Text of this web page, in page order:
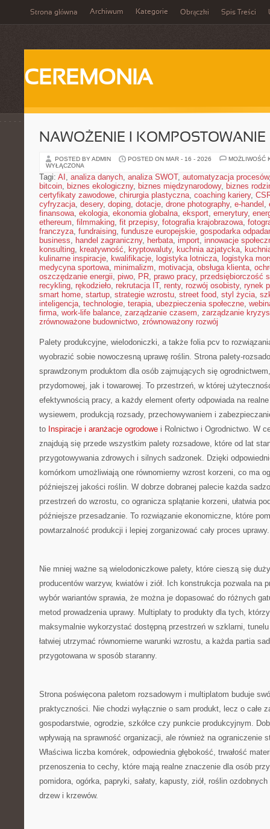
Strona główna Archiwum Kategorie Obrączki Spis Treści
CEREMONIA
NAWOŻENIE I KOMPOSTOWANIE
POSTED BY ADMIN POSTED ON MAR - 16 - 2026
MOŻLIWOŚĆ
WYŁĄCZONA
Tagi: AI , analiza danych, analiza SWOT, automatyzacja procesów
bitcoin, biznes ekologiczny, biznes międzynarodowy, biznes
certyfikaty zawodowe, chirurgia plastyczna, coaching kariery,
cyfryzacja, desery, doping, dotacje, drone photography, e-handel ,
finansowa, ekologia, ekonomia globalna, eksport, emerytury,
ethereum, filmmaking, fit przepisy, fotografia krajobrazowa,
franczyza, fundraising, fundusze europejskie, gospodarka
business, handel zagraniczny, herbata, import, innowacje
konsulting, kreatywność, kryptowaluty, kuchnia azjatycka,
kulinarne inspiracje, kwalifikacje, logistyka lotnicza, logistyka
medycyna sportowa, minimalizm, motivacja, obsługa klienta,
oszczędzanie energii, piwo, PR, prawo pracy, przedsiębiorczość
recykling, rękodzieło, rekrutacja IT, renty, rozwój osobisty, rynek
smart home, startup, strategie wzrostu, street food, styl życia,
inteligencja, technologie, terapia, ubezpieczenia społeczne,
firma, work-life balance, zarządzanie czasem, zarządzanie
zrównoważone budownictwo, zrównoważony rozwój
Palety produkcyjne, wielodoniczki, a także folia pcv to
wyobrazić sobie nowoczesną uprawę roślin. Strona palety-
sprawdzonym produktom dla osób zajmujących się
przydomowej, jak i towarowej. To przestrzeń, w której
efektywnością pracy, a każdy element oferty odpowiada na
wysiewem, produkcją rozsady, przechowywaniem i
to Inspiracje i aranżacje ogrodowe i Rolnictwo i Ogrodnictwo. W
znajdują się przede wszystkim palety rozsadowe, które od lat
przygotowywania zdrowych i silnych sadzonek. Dzięki
komórkom umożliwiają one równomierny wzrost korzeni, co ma
późniejszej jakości roślin. W dobrze dobranej palecie każda
przestrzeń do wzrostu, co ogranicza splątanie korzeni, ułatwia
późniejsze przesadzanie. To rozwiązanie ekonomiczne, które
powtarzalność produkcji i lepiej zorganizować cały proces uprawy.
Nie mniej ważne są wielodoniczkowe palety, które cieszą się
producentów warzyw, kwiatów i ziół. Ich konstrukcja pozwala na
wybór wariantów sprawia, że można je dopasować do różnych
metod prowadzenia uprawy. Multiplaty to produkty dla tych,
maksymalnie wykorzystać dostępną przestrzeń w szklarni,
łatwiej utrzymać równomierne warunki wzrostu, a każda partia
przygotowana w sposób staranny.
Strona poświęcona paletom rozsadowym i multiplatom buduje
praktyczności. Nie chodzi wyłącznie o sam produkt, lecz o całe
gospodarstwie, ogrodzie, szkółce czy punkcie produkcyjnym.
wpływają na sprawność organizacji, ale również na ograniczenie
Właściwa liczba komórek, odpowiednia głębokość, trwałość
przenoszenia to cechy, które mają realne znaczenie dla osób
pomidora, ogórka, papryki, sałaty, kapusty, ziół, roślin
drzew i krzewów.